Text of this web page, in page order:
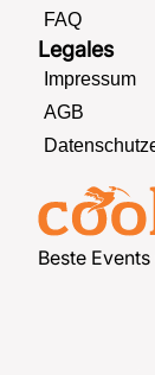
Beste
FAQ
Legales
Impressum
AGB